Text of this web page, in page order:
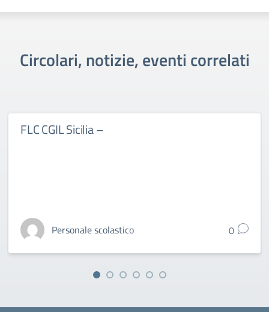
Circolari, notizie, eventi correlati
FLC CGIL Sicilia –
Personale scolastico 0